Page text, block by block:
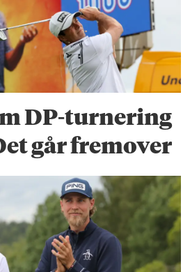
DP-turnering
går fremover